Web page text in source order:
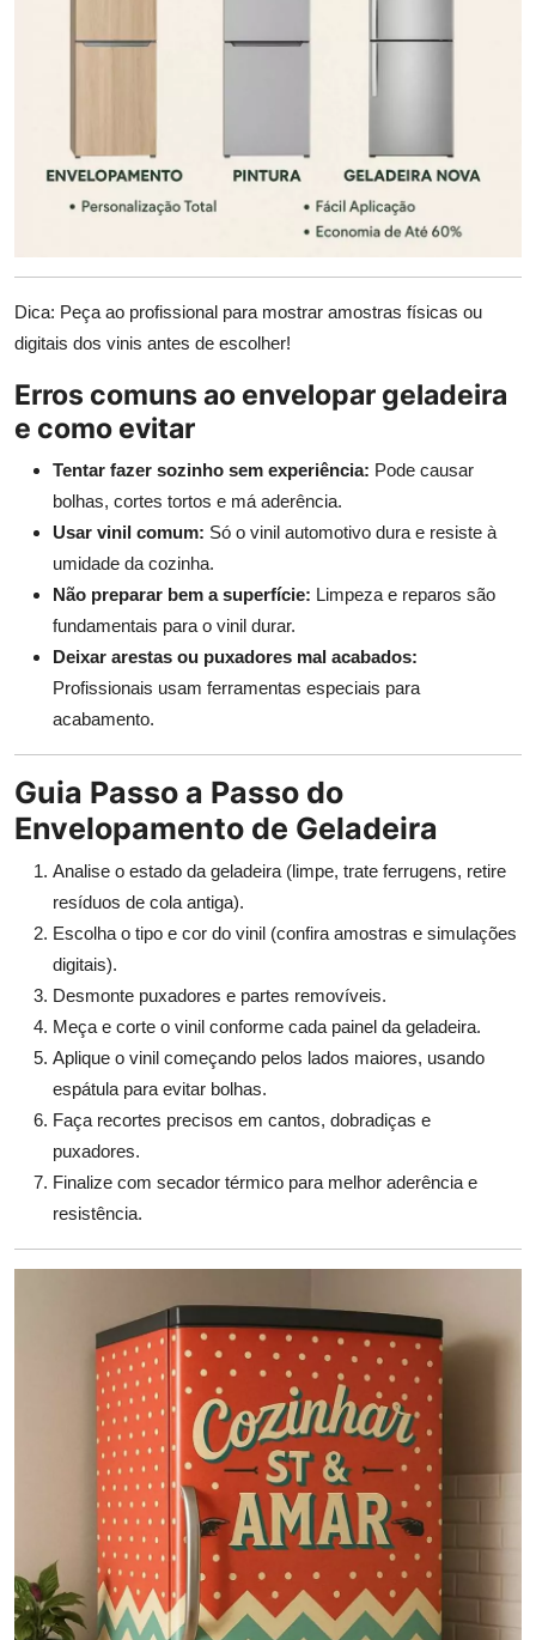
Dica: Peça ao profissional para mostrar amostras físicas ou
digitais dos vinis antes de escolher!
Erros comuns ao envelopar geladeira
e como evitar
Tentar fazer sozinho sem experiência: Pode causar
bolhas, cortes tortos e má aderência.
Usar vinil comum: Só o vinil automotivo dura e resiste à
umidade da cozinha.
Não preparar bem a superfície: Limpeza e reparos são
fundamentais para o vinil durar.
Deixar arestas ou puxadores mal acabados:
Profissionais usam ferramentas especiais para
acabamento.
Guia Passo a Passo do
Envelopamento de Geladeira
Analise o estado da geladeira (limpe, trate ferrugens, retire
resíduos de cola antiga).
Escolha o tipo e cor do vinil (confira amostras e simulações
digitais).
Desmonte puxadores e partes removíveis.
Meça e corte o vinil conforme cada painel da geladeira.
Aplique o vinil começando pelos lados maiores, usando
espátula para evitar bolhas.
Faça recortes precisos em cantos, dobradiças e
puxadores.
Finalize com secador térmico para melhor aderência e
resistência.